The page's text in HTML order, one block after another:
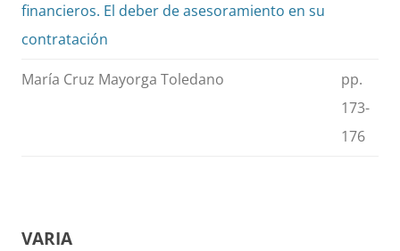
financieros. El deber de asesoramiento en su
contratación
María Cruz Mayorga Toledano
pp.
173-
176
VARIA